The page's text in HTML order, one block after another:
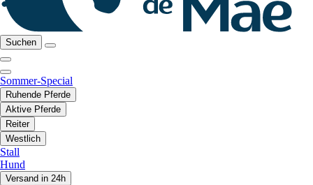
Suchen
Sommer-Special
Ruhende Pferde
Aktive Pferde
Reiter
Westlich
Stall
Hund
Versand in 24h